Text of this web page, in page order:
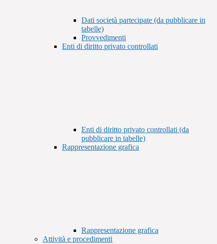
Dati società partecipate (da pubblicare in
tabelle)
Provvedimenti
Enti di diritto privato controllati
Enti di diritto privato controllati (da
pubblicare in tabelle)
Rappresentazione grafica
Rappresentazione grafica
Attività e procedimenti